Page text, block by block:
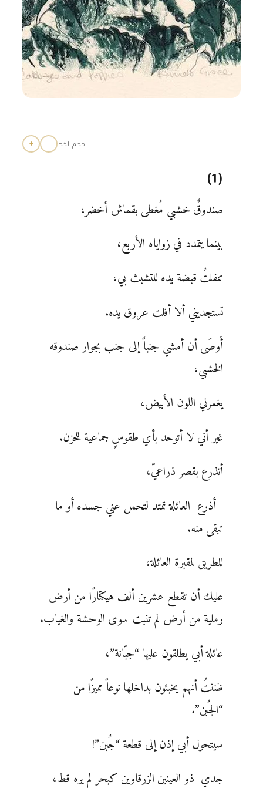
حجم الخط −
+
(1)
صندوقٌ خشبي مُغطى بقماش أخضر،
بينما يتمدد في زواياه الأربع،
تنفلتُ قبضة يده للتشبث بي،
تستجديني ألا أفلت عروق يده.
أَوصَى أن أمشي جنباً إلى جنب بجوار صندوقه
الخشبي،
يغمرني اللون الأبيض،
غير أني لا أتوحد بأي طقوسٍ جماعية للحزن.
أتذرع بقصر ذراعيّ،
أذرع العائلة تمتد لتحمل عني جسده أو ما
تبقى منه.
للطريق لمقبرة العائلة،
عليك أن تقطع عشرين ألف هيكتارًا من أرض
رملية من أرض لم تنبت سوى الوحشة والغياب.
عائلة أبي يطلقون عليها “جبّانة”،
ظننتُ أنهم يخبئون بداخلها نوعاً مميزًا من
“الجُبن”.
سيتحول أبي إذن إلى قطعة “جُبن”!
جدي ذو العينين الزرقاوين كبحر لم يره قط،